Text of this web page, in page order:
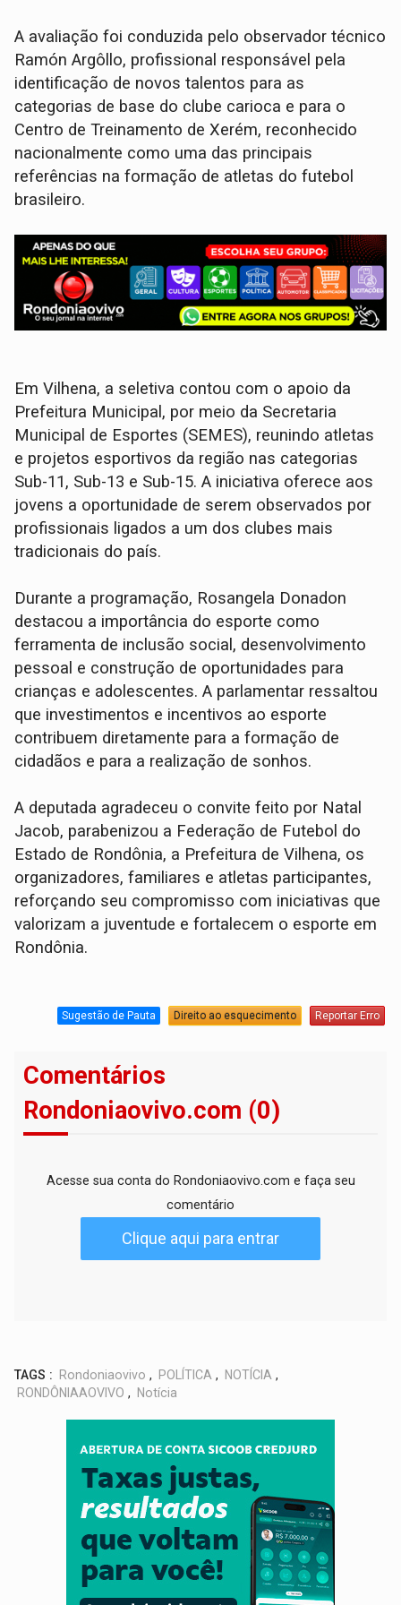
A avaliação foi conduzida pelo observador técnico
Ramón Argôllo, profissional responsável pela
identificação de novos talentos para as
categorias de base do clube carioca e para o
Centro de Treinamento de Xerém, reconhecido
nacionalmente como uma das principais
referências na formação de atletas do futebol
brasileiro.
Em Vilhena, a seletiva contou com o apoio da
Prefeitura Municipal, por meio da Secretaria
Municipal de Esportes (SEMES), reunindo atletas
e projetos esportivos da região nas categorias
Sub-11, Sub-13 e Sub-15. A iniciativa oferece aos
jovens a oportunidade de serem observados por
profissionais ligados a um dos clubes mais
tradicionais do país.
Durante a programação, Rosangela Donadon
destacou a importância do esporte como
ferramenta de inclusão social, desenvolvimento
pessoal e construção de oportunidades para
crianças e adolescentes. A parlamentar ressaltou
que investimentos e incentivos ao esporte
contribuem diretamente para a formação de
cidadãos e para a realização de sonhos.
A deputada agradeceu o convite feito por Natal
Jacob, parabenizou a Federação de Futebol do
Estado de Rondônia, a Prefeitura de Vilhena, os
organizadores, familiares e atletas participantes,
reforçando seu compromisso com iniciativas que
valorizam a juventude e fortalecem o esporte em
Rondônia.
Sugestão de Pauta Direito ao esquecimento Reportar Erro
Comentários
Rondoniaovivo.com (0)
Acesse sua conta do Rondoniaovivo.com e faça seu
comentário
Clique aqui para entrar
TAGS : Rondoniaovivo , POLÍTICA , NOTÍCIA ,
RONDÔNIAAOVIVO , Notícia